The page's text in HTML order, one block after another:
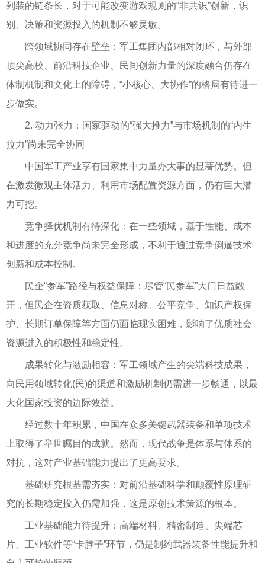
列装的链条长，对于可能改变游戏规则的“非共识”创新，识
别、决策和资源投入的机制不够灵敏。
跨领域协同存在壁垒：军工集团内部相对闭环，与外部
顶尖高校、前沿科技企业、民间创新力量的深度融合仍存在
体制机制和文化上的障碍，“小核心、大协作”的格局有待进一
步做实。
2. 动力张力：国家驱动的“强大推力”与市场机制的“内生
拉力”尚未完全协同
中国军工产业享有国家集中力量办大事的显著优势。但
在激发微观主体活力、利用市场配置资源方面，仍有巨大潜
力可挖。
竞争择优机制有待深化：在一些领域，基于性能、成本
和进度的充分竞争尚未完全形成，不利于通过竞争倒逼技术
创新和成本控制。
民企“参军”路径与权益保障：尽管“民参军”大门日益敞
开，但民企在资质获取、信息对称、公平竞争、知识产权保
护、长期订单保障等方面仍面临现实困难，影响了优质社会
资源进入的积极性和稳定性。
成果转化与激励相容：军工领域产生的尖端科技成果，
向民用领域转化(民)的渠道和激励机制仍需进一步畅通，以最
大化国家投资的边际效益。
经过数十年积累，中国在众多关键武器装备和单项技术
上取得了举世瞩目的成就。然而，现代战争是体系与体系的
对抗，这对产业基础能力提出了更高要求。
基础研究根基需夯实：对前沿基础科学和颠覆性原理研
究的长期稳定投入仍需加强，这是原创技术策源的根本。
工业基础能力待提升：高端材料、精密制造、尖端芯
片、工业软件等“卡脖子”环节，仍是制约武器装备性能提升和